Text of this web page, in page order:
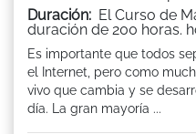
Duración: El Curso de
duración de 200 horas.
Es importante que todos
el Internet, pero como
vivo que cambia y se
día. La gran mayoría ...